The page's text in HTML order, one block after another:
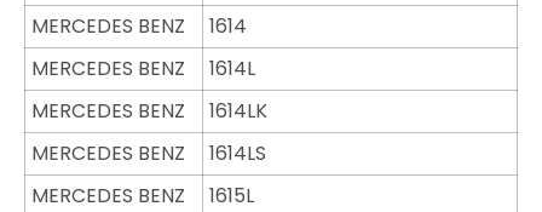
MERCEDES BENZ
1614
MERCEDES BENZ
1614L
MERCEDES BENZ
1614LK
MERCEDES BENZ
1614LS
MERCEDES BENZ
1615L